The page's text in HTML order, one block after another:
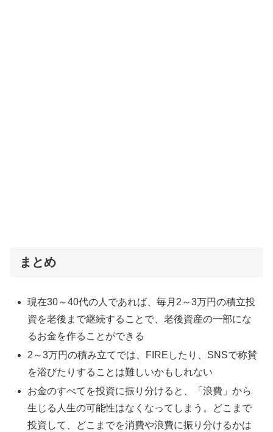
まとめ
現在30～40代の人であれば、毎月2～3万円の積立投
資を老後まで継続することで、老後資産の一部にな
るお金を作ることができる
2～3万円の積み立てでは、FIREしたり、SNSで称賛
を浴びたりすることは難しいかもしれない
お金のすべてを投資に振り分けると、「浪費」から
生じる人生の可能性はなくなってしまう。どこまで
投資して、どこまでを消費や浪費に振り分けるかは